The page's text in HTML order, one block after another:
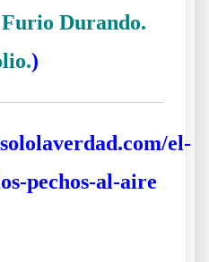
Durando.
)
el-
pechos-al-aire